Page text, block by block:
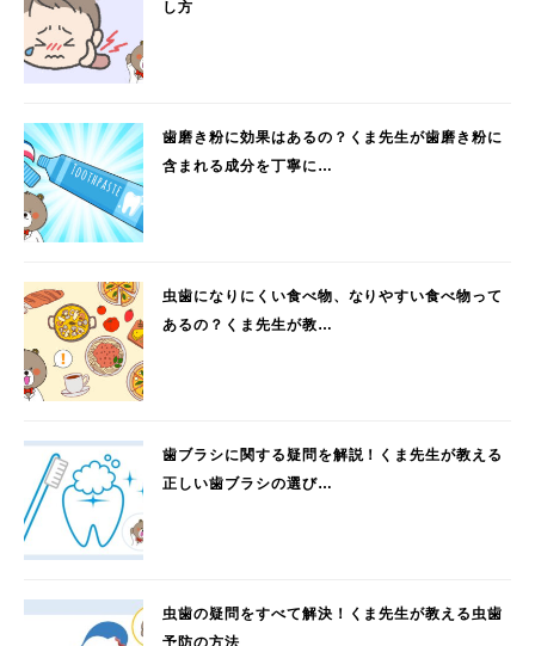
し方
歯磨き粉に効果はあるの？くま先生が歯磨き粉に
含まれる成分を丁寧に…
虫歯になりにくい食べ物、なりやすい食べ物って
あるの？くま先生が教…
歯ブラシに関する疑問を解説！くま先生が教える
正しい歯ブラシの選び…
虫歯の疑問をすべて解決！くま先生が教える虫歯
予防の方法